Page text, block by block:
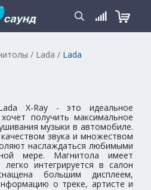
/ Lada / Lada
X-Ray - это идеальное
получить максимальное
музыки в автомобиле.
звука и множеством
наслаждаться любимыми
мере. Магнитола имеет
интегрируется в салон
большим дисплеем,
о треке, артисте и